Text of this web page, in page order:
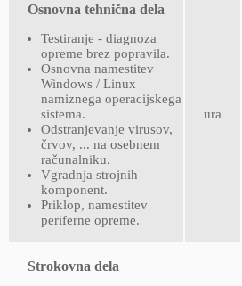
Osnovna tehnična dela
Testiranje - diagnoza
opreme brez popravila.
Osnovna namestitev
Windows / Linux
namiznega operacijskega
sistema.
Odstranjevanje virusov,
črvov, ... na osebnem
računalniku.
Vgradnja strojnih
komponent.
Priklop, namestitev
periferne opreme.
ura
Strokovna dela